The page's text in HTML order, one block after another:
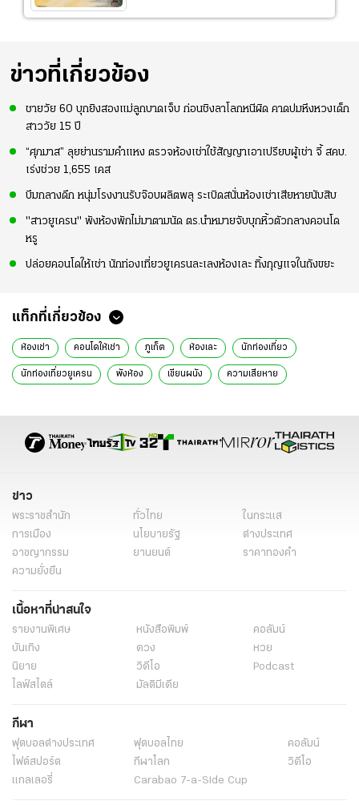
ข่าวที่เกี่ยวข้อง
ชายวัย 60 บุกยิงสองแม่ลูกบาดเจ็บ ก่อนชิงลาโลกหนีผิด คาดปมหึงหวงเด็ก
สาววัย 15 ปี
“ศุภมาส” ลุยย่านรามคำแหง ตรวจห้องเช่าใช้สัญญาเอาเปรียบผู้เช่า จี้ สคบ.
เร่งช่วย 1,655 เคส
บึมกลางดึก หนุ่มโรงงานรับจ๊อบผลิตพลุ ระเบิดสนั่นห้องเช่าเสียหายนับสิบ
"สาวยูเครน" พังห้องพักไม่มาตามนัด ตร.นำหมายจับบุกหิ้วตัวกลางคอนโด
หรู
ปล่อยคอนโดให้เช่า นักท่องเที่ยวยูเครนละเลงห้องเละ ทิ้งกุญแจในถังขยะ
แท็กที่เกี่ยวข้อง
ห้องเช่า คอนโดให้เช่า ภูเก็ต ห้องเละ นักท่องเที่ยว
นักท่องเที่ยวยูเครน พังห้อง เขียนผนัง ความเสียหาย
ข่าว
พระราชสำนัก ทั่วไทย
ในกระแส
การเมือง
นโยบายรัฐ
ต่างประเทศ
อาชญากรรม
ยานยนต์
ราคาทองคำ
ความยั่งยืน
เนื้อหาที่น่าสนใจ
รายงานพิเศษ หนังสือพิมพ์
คอลัมน์
บันเทิง
ดวง
หวย
นิยาย
วิดีโอ
Podcast
ไลฟ์สไตล์
มัลติมีเดีย
กีฬา
ฟุตบอลต่่างประเทศ ฟุตบอลไทย
คอลัมน์
ไฟต์สปอร์ต
กีฬาโลก
วิดีโอ
แกลเลอรี่
Carabao 7-a-Side Cup